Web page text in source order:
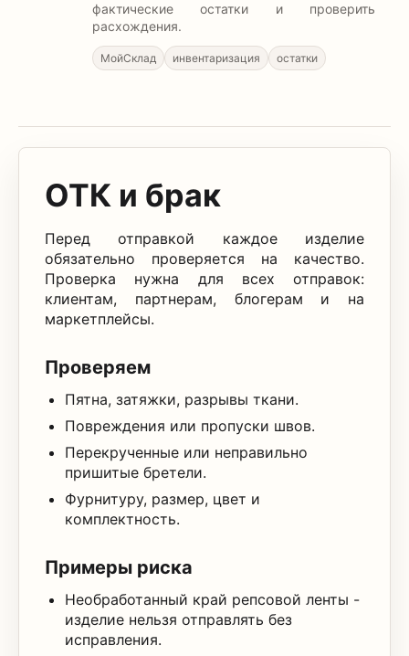
фактические остатки и проверить
расхождения.
МойСклад инвентаризация остатки
ОТК и брак
Перед отправкой каждое изделие
обязательно проверяется на качество.
Проверка нужна для всех отправок:
клиентам, партнерам, блогерам и на
маркетплейсы.
Проверяем
Пятна, затяжки, разрывы ткани.
Повреждения или пропуски швов.
Перекрученные или неправильно
пришитые бретели.
Фурнитуру, размер, цвет и
комплектность.
Примеры риска
Необработанный край репсовой ленты -
изделие нельзя отправлять без
исправления.